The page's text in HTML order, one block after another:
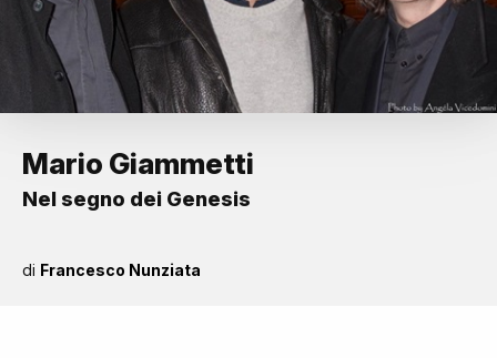
Mario Giammetti
Nel segno dei Genesis
di Francesco Nunziata